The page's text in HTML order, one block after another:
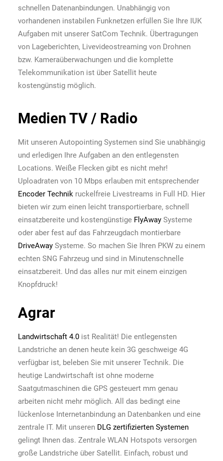
schnellen Datenanbindungen. Unabhängig von
vorhandenen instabilen Funknetzen erfüllen Sie Ihre IUK
Aufgaben mit unserer SatCom Technik. Übertragungen
von Lageberichten, Livevideostreaming von Drohnen
bzw. Kameraüberwachungen und die komplette
Telekommunikation ist über Satellit heute
kostengünstig möglich.
Medien TV / Radio
Mit unseren Autopointing Systemen sind Sie unabhängig
und erledigen Ihre Aufgaben an den entlegensten
Locations. Weiße Flecken gibt es nicht mehr!
Uploadraten von 10 Mbps erlauben mit entsprechender
Encoder Technik ruckelfreie Livestreams in Full HD. Hier
bieten wir zum einen leicht transportierbare, schnell
einsatzbereite und kostengünstige FlyAway Systeme
oder aber fest auf das Fahrzeugdach montierbare
DriveAway Systeme. So machen Sie Ihren PKW zu einem
echten SNG Fahrzeug und sind in Minutenschnelle
einsatzbereit. Und das alles nur mit einem einzigen
Knopfdruck!
Agrar
Landwirtschaft 4.0 ist Realität! Die entlegensten
Landstriche an denen heute kein 3G geschweige 4G
verfügbar ist, beleben Sie mit unserer Technik. Die
heutige Landwirtschaft ist ohne moderne
Saatgutmaschinen die GPS gesteuert mm genau
arbeiten nicht mehr möglich. All das bedingt eine
lückenlose Internetanbindung an Datenbanken und eine
zentrale IT. Mit unseren DLG zertifizierten Systemen
gelingt Ihnen das. Zentrale WLAN Hotspots versorgen
große Landstriche über Satellit. Einfach, robust und